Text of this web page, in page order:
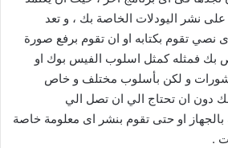
نشر اليودلات الخاصة بك ، و تعد
نصي تقوم بكتابه او ان تقوم برفع صورة
بك فمثله كمثل اسلوب الفيس بوك او
و لكن بأسلوب مختلف و خاص
دون ان تحتاج الي ان تصل الي
بالجهاز او حتى تقوم بنشر اى معلومة خاصة
.